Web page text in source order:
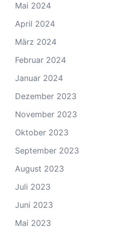
Mai 2024
April 2024
März 2024
Februar 2024
Januar 2024
Dezember 2023
November 2023
Oktober 2023
September 2023
August 2023
Juli 2023
Juni 2023
Mai 2023